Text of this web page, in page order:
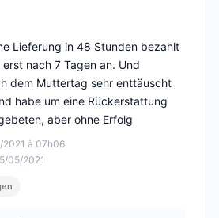
5
2021 à 07h06
05/2021
Lieferung in 48 Stunden bezahlt
nach 7 Tagen an. Und
dem Muttertag sehr enttäuscht
habe um eine Rückerstattung
aber ohne Erfolg